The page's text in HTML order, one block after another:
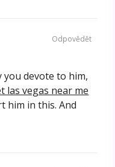
devote to him,
las vegas near me
him in this. And
Odpovědět